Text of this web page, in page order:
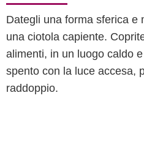
Dategli una forma sferica e
una ciotola capiente.
alimenti, in un luogo caldo
spento con la luce accesa,
raddoppio.